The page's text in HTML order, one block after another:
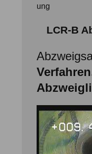
ung
LCR-B